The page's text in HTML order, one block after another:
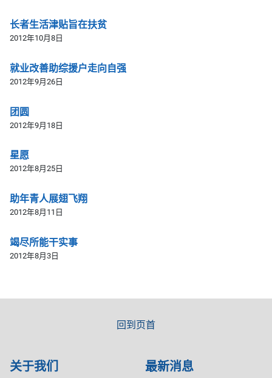
长者生活津贴旨在扶贫
2012年10月8日
就业改善助综援户走向自强
2012年9月26日
团圆
2012年9月18日
星愿
2012年8月25日
助年青人展翅飞翔
2012年8月11日
竭尽所能干实事
2012年8月3日
回到页首
关于我们 最新消息